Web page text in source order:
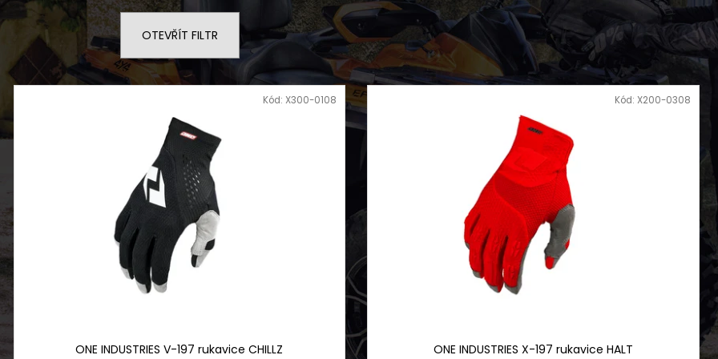
OTEVŘÍT FILTR
ONE INDUSTRIES V-197 rukavice CHILLZ
Kód:X300-0108
ONE INDUSTRIES X-197 rukavice HALT
Kód: X200-0308
SKÚTRU
1 900 Kč
NF 2210 TEXTILNÍ BUNDA DLOUHÁ ČERNO
ŠEDO ZELENÝ REFLEX
2 720 Kč